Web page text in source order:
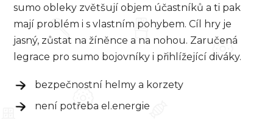
sumo obleky zvětšují objem účastníků a ti pak
mají problém i s vlastním pohybem. Cíl hry je
jasný, zůstat na žíněnce a na nohou. Zaručená
legrace pro sumo bojovníky i přihlížející diváky.
bezpečnostní helmy a korzety
není potřeba el.energie